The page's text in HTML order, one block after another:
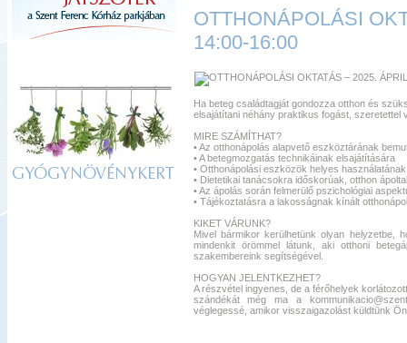
GYÓGYNÖVÉNYKERT
OTTHONÁPOLÁSI
14:00-16:00
Ha beteg családtagját gondozza otthon és
elsajátítani néhány praktikus fogást, szeretettel
MIRE SZÁMÍTHAT?
• Az otthonápolás alapvető eszköztárának
• A betegmozgatás technikáinak elsajátítására
• Otthonápolási eszközök helyes
• Dietetikai tanácsokra időskorúak, otthon
• Az ápolás során felmerülő pszichológiai
• Tájékoztatásra a lakosságnak kínált
KIKET VÁRUNK?
Mivel bármikor kerülhetünk olyan helyzetbe,
mindenkit örömmel látunk, aki otthoni
szakembereink segítségével.
HOGYAN JELENTKEZHET?
A részvétel ingyenes, de a férőhelyek
szándékát még ma a
véglegessé, amikor visszaigazolást küldtünk